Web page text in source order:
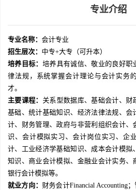
专业介绍
专业名称： 会计专业
招生层次： 中专+大专（可升本）
培养目标： 培养具有诚信、敬业的良好职
律法规，系统掌握会计理论与会计实务
才。
主要课程：
关系型数据库、基础会计、财
基础、统计基础知识、经济法律法规、会
计、财务管理、政府与非营利组织会计、
识、会计模拟实习、会计岗位实习、企
计、工业经济学基础知识、成本会计模拟
知识、商业会计模拟、金融业会计实务、
银行会计模拟等。
就业方向：
财务会计Financial Accounting